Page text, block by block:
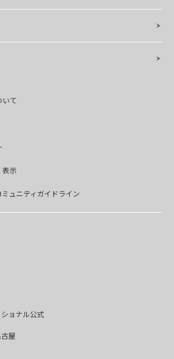
いて
表示
ュニティガイドライン
ョナル公式
屋